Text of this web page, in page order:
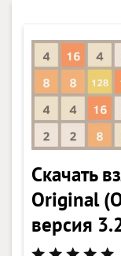
Скачать
Original
версия